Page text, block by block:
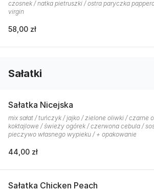
czosnek / natka pietruszki / ostra paryczka
virgin
58,00 zł
Sałatki
Sałatka Nicejska
mix sałat / tuńczyk / jajko / zielone oliwki / czarne
koktajlowe / świeży ogórek / czerwona cebula /
pieczywo własnego wypieku / + opakowanie
44,00 zł
Sałatka Chicken Peach